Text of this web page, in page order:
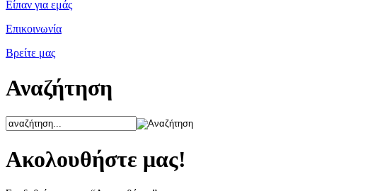
Είπαν για εμάς
Επικοινωνία
Βρείτε μας
Αναζήτηση
Ακολουθήστε μας!